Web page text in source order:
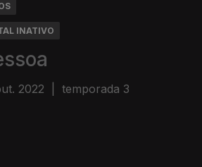
INATIVO
2022 temporada 3